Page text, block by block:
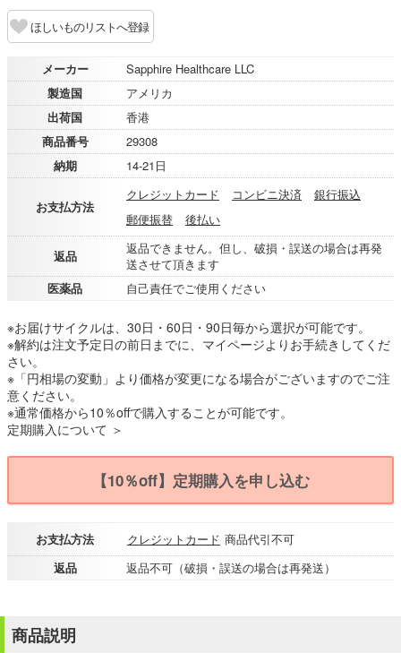
ほしいものリストへ登録
メーカー
Sapphire Healthcare LLC
製造国
アメリカ
出荷国
香港
商品番号
29308
納期
14-21日
お支払方法
クレジットカード コンビニ決済
銀行振込
郵便振替
後払い
返品
返品できません。但し、破損・誤送の場合は再発
送させて頂きます
医薬品
自己責任でご使用ください
※お届けサイクルは、30日・60日・90日毎から選択が可能です。
※解約は注文予定日の前日までに、マイページよりお手続きしてくだ
さい。
※「円相場の変動」より価格が変更になる場合がございますのでご注
意ください。
※通常価格から10％offで購入することが可能です。
定期購入について ＞
【10％off】定期購入を申し込む
お支払方法 クレジットカード 商品代引不可
返品
返品不可（破損・誤送の場合は再発送）
商品説明